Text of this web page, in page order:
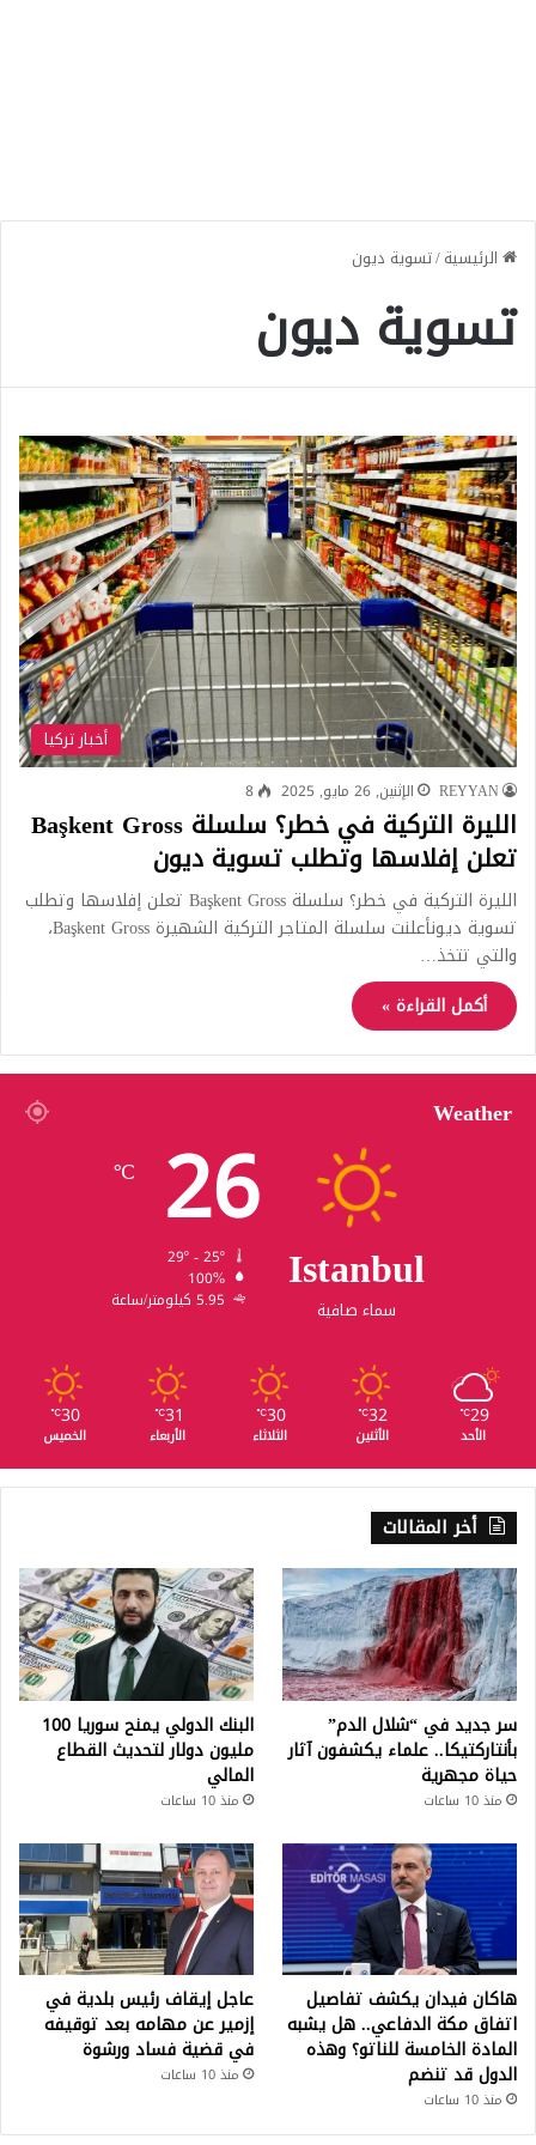
الرئيسية/تسوية ديون
تسوية ديون
أخبار تركيا
REYYAN الإثنين, 26 مايو, 2025 8
الليرة التركية في خطر؟ سلسلة Başkent Gross
تعلن إفلاسها وتطلب تسوية ديون
الليرة التركية في خطر؟ سلسلة Başkent Gross تعلن إفلاسها وتطلب
تسوية ديونأعلنت سلسلة المتاجر التركية الشهيرة Başkent Gross،
والتي تتخذ…
أكمل القراءة »
Weather
Istanbul
سماء صافية
26
℃
100%
5.95 كيلومتر/ساعة
29
℃
الأحد
32
℃
الأثنين
30
℃
الثلاثاء
31
℃
الأربعاء
30
℃
الخميس
أخر المقالات
سر جديد في “شلال الدم”
بأنتاركتيكا.. علماء يكشفون آثار
حياة مجهرية
منذ 10 ساعات
البنك الدولي يمنح سوريا 100
مليون دولار لتحديث القطاع
المالي
منذ 10 ساعات
هاكان فيدان يكشف تفاصيل
اتفاق مكة الدفاعي.. هل يشبه
المادة الخامسة للناتو؟ وهذه
الدول قد تنضم
منذ 10 ساعات
عاجل إيقاف رئيس بلدية في
إزمير عن مهامه بعد توقيفه
في قضية فساد ورشوة
منذ 10 ساعات